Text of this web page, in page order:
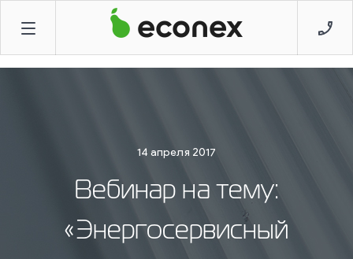
14 апреля 2017
Вебинар на тему:
«Энергосервисный